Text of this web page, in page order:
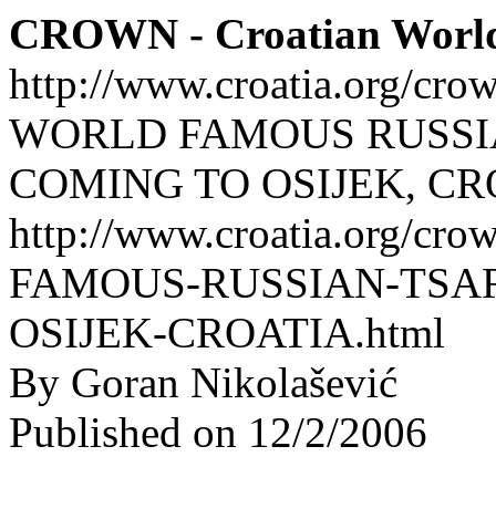
CROWN - Croatian
http://www.croatia.org/
WORLD FAMOUS
COMING TO OSIJEK,
http://www.croatia.org/
FAMOUS-RUSSIAN-
OSIJEK-CROATIA.html
By Goran Nikolašević
Published on 12/2/2006